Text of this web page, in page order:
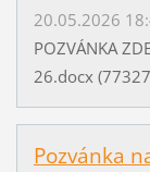
20.05.2026
POZVÁNKA
26.docx
Pozvánka